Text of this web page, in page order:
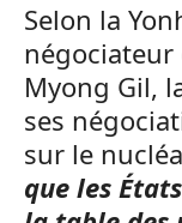
Selon la
négociateur
Myong Gil,
ses
sur le
que les